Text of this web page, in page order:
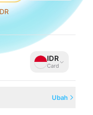
IDR
Card
Ubah